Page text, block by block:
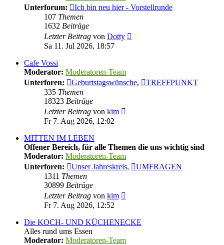
Unterforum:
Ich bin neu hier - Vorstellrunde
107 Themen
1632 Beiträge
Letzter Beitrag von Dotty
Sa 11. Jul 2026, 18:57
Cafe Vossi
Moderator: Moderatoren-Team
Unterforen:
Geburtstagswünsche,
TREFFPUNKT
335 Themen
18323 Beiträge
Letzter Beitrag von kim
Fr 7. Aug 2026, 12:02
MITTEN IM LEBEN
Offener Bereich, für alle Themen die uns wichtig sind
Moderator: Moderatoren-Team
Unterforen:
Unser Jahreskreis,
UMFRAGEN
1311 Themen
30899 Beiträge
Letzter Beitrag von kim
Fr 7. Aug 2026, 12:52
Die KOCH- UND KÜCHENECKE
Alles rund ums Essen
Moderator: Moderatoren-Team